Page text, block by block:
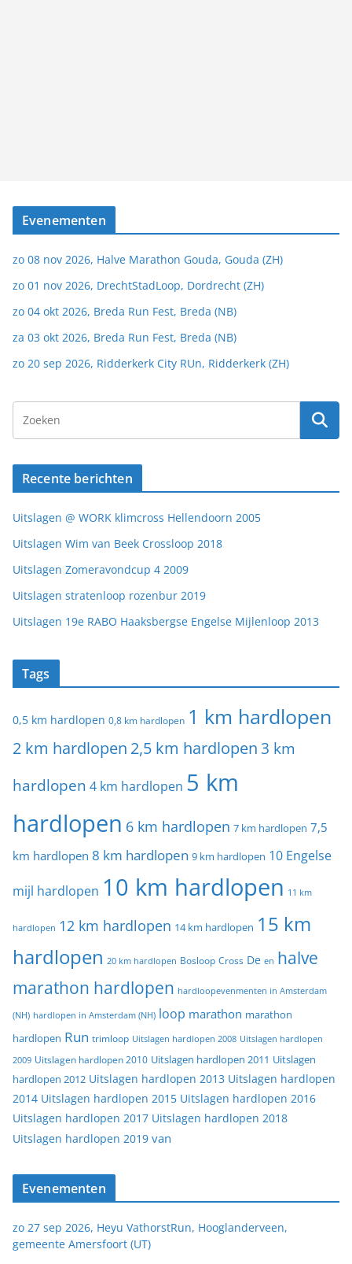
Evenementen
zo 08 nov 2026, Halve Marathon Gouda, Gouda (ZH)
zo 01 nov 2026, DrechtStadLoop, Dordrecht (ZH)
zo 04 okt 2026, Breda Run Fest, Breda (NB)
za 03 okt 2026, Breda Run Fest, Breda (NB)
zo 20 sep 2026, Ridderkerk City RUn, Ridderkerk (ZH)
Recente berichten
Uitslagen @ WORK klimcross Hellendoorn 2005
Uitslagen Wim van Beek Crossloop 2018
Uitslagen Zomeravondcup 4 2009
Uitslagen stratenloop rozenbur 2019
Uitslagen 19e RABO Haaksbergse Engelse Mijlenloop 2013
Tags
0,5 km hardlopen 0,8 km hardlopen 1 km hardlopen
2 km hardlopen 2,5 km hardlopen 3 km
hardlopen 4 km hardlopen 5 km
hardlopen 6 km hardlopen 7 km hardlopen 7,5
km hardlopen 8 km hardlopen 9 km hardlopen 10 Engelse
mijl hardlopen 10 km hardlopen 11 km
hardlopen 12 km hardlopen 14 km hardlopen 15 km
hardlopen 20 km hardlopen Bosloop Cross De en halve
marathon hardlopen hardloopevenmenten in Amsterdam
(NH) hardlopen in Amsterdam (NH) loop marathon marathon
hardlopen Run trimloop Uitslagen hardlopen 2008 Uitslagen hardlopen
2009 Uitslagen hardlopen 2010 Uitslagen hardlopen 2011 Uitslagen
hardlopen 2012 Uitslagen hardlopen 2013 Uitslagen hardlopen
2014 Uitslagen hardlopen 2015 Uitslagen hardlopen 2016
Uitslagen hardlopen 2017 Uitslagen hardlopen 2018
Uitslagen hardlopen 2019 van
Evenementen
zo 27 sep 2026, Heyu VathorstRun, Hooglanderveen,
gemeente Amersfoort (UT)